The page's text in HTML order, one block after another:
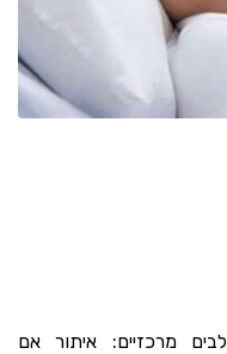
מרכזיים: איתור אם